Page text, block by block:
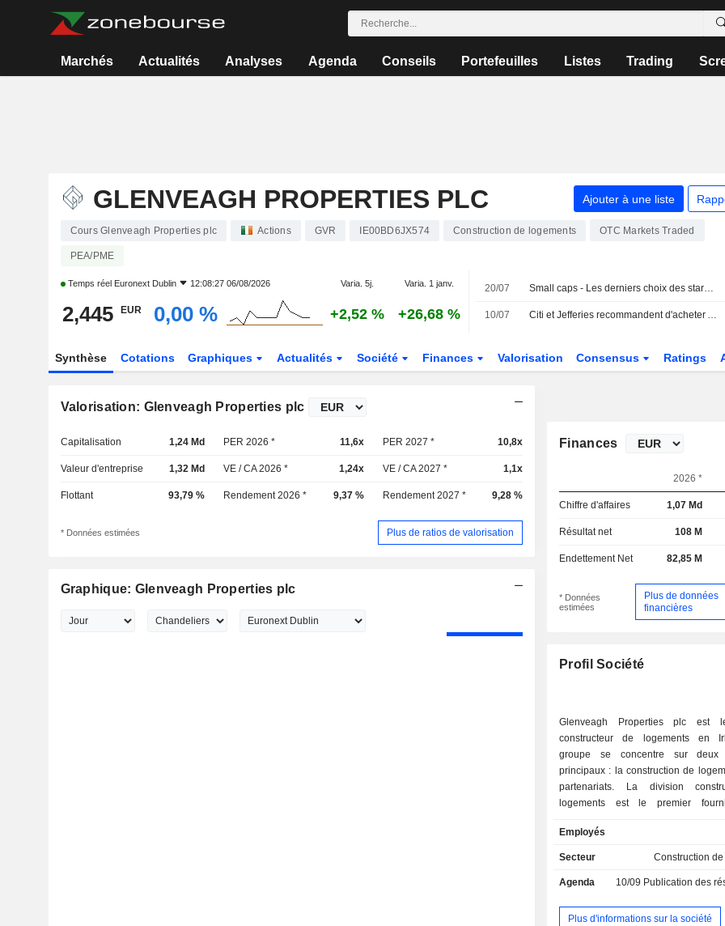
Marchés Actualités Analyses Agenda Conseils Portefeuilles Listes Trading
GLENVEAGH PROPERTIES PLC Ajouter à une liste
Cours Glenveagh Properties plc Actions GVR IE00BD6JX574 Construction de logements OTC Markets Traded
PEA/PME
Temps réel Euronext Dublin 12:08:27 06/08/2026 Varia. 5j. Varia. 1 janv.
2,445 EUR 0,00 % +2,52 % +26,68 %
20/07 Small caps - Les derniers choix des stars de la gestion
10/07 Citi et Jefferies recommandent d'acheter AstraZeneca après sa chute
Synthèse Cotations Graphiques Actualités Société Finances Valorisation Consensus Ratings
Valorisation: Glenveagh Properties plc
Capitalisation 1,24 Md PER 2026 * 11,6x PER 2027 * 10,8x
Valeur d'entreprise 1,32 Md VE / CA 2026 * 1,24x VE / CA 2027 * 1,1x
Flottant 93,79 % Rendement 2026 * 9,37 % Rendement 2027 * 9,28 %
* Données estimées Plus de ratios de valorisation
Graphique: Glenveagh Properties plc
Finances
2026 *
Chiffre d'affaires 1,07 Md
Résultat net 108 M
Endettement Net 82,85 M
* Données
estimées
Plus de données
financières
Profil Société
Glenveagh Properties plc est
constructeur de logements en
groupe se concentre sur deux
principaux : la construction de
partenariats. La division
logements est le premier
à Dublin et dans sa région.
partenariats vise à créer des
mélange de programmes
banlieue et des logements
Employés
Secteur Construction
Agenda 10/09 Publication des résultats
Plus d'informations sur la société